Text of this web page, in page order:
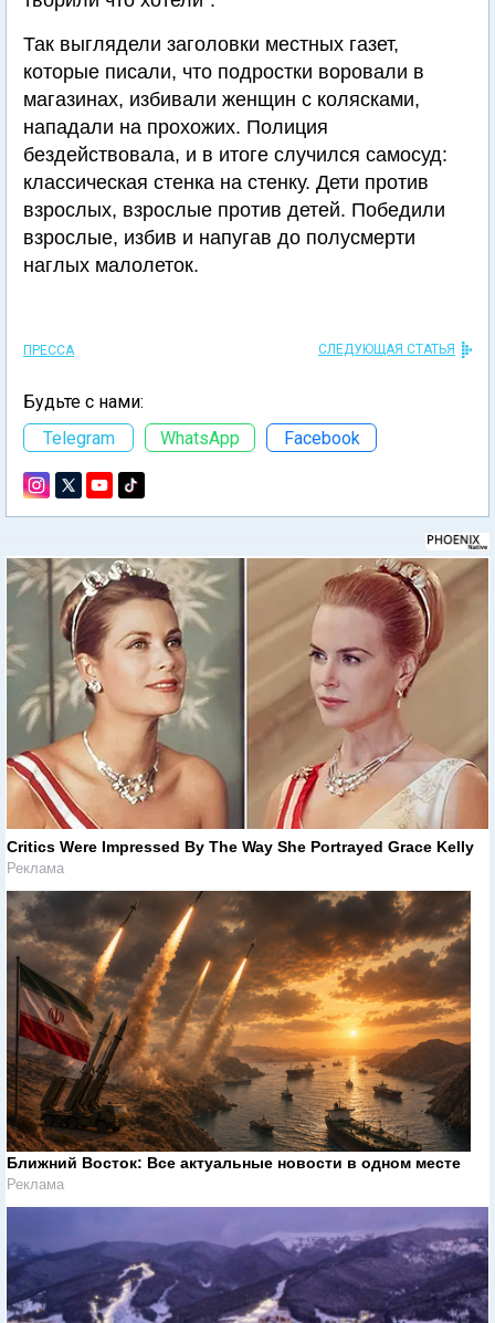
Так выглядели заголовки местных газет,
которые писали, что подростки воровали в
магазинах, избивали женщин с колясками,
нападали на прохожих. Полиция
бездействовала, и в итоге случился самосуд:
классическая стенка на стенку. Дети против
взрослых, взрослые против детей. Победили
взрослые, избив и напугав до полусмерти
наглых малолеток.
ПРЕССА СЛЕДУЮЩАЯ СТАТЬЯ
Будьте с нами:
Telegram
WhatsApp Facebook
Critics Were Impressed By The Way She Portrayed Grace Kelly
Реклама
Ближний Восток: Все актуальные новости в одном месте
Реклама